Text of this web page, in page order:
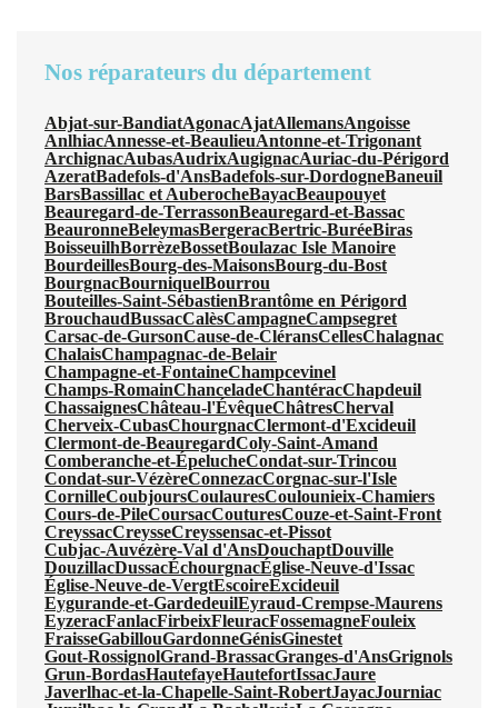
Nos réparateurs du département
Abjat-sur-BandiatAgonacAjatAllemansAngoisse
AnlhiacAnnesse-et-BeaulieuAntonne-et-Trigonant
ArchignacAubasAudrixAugignacAuriac-du-Périgord
AzeratBadefols-d'AnsBadefols-sur-DordogneBaneuil
BarsBassillac et AuberocheBayacBeaupouyet
Beauregard-de-TerrassonBeauregard-et-Bassac
BeauronneBeleymasBergeracBertric-BuréeBiras
BoisseuilhBorrèzeBossetBoulazac Isle Manoire
BourdeillesBourg-des-MaisonsBourg-du-Bost
BourgnacBourniquelBourrou
Bouteilles-Saint-SébastienBrantôme en Périgord
BrouchaudBussacCalèsCampagneCampsegret
Carsac-de-GursonCause-de-CléransCellesChalagnac
ChalaisChampagnac-de-Belair
Champagne-et-FontaineChampcevinel
Champs-RomainChanceladeChantéracChapdeuil
ChassaignesChâteau-l'ÉvêqueChâtresCherval
Cherveix-CubasChourgnacClermont-d'Excideuil
Clermont-de-BeauregardColy-Saint-Amand
Comberanche-et-ÉpelucheCondat-sur-Trincou
Condat-sur-VézèreConnezacCorgnac-sur-l'Isle
CornilleCoubjoursCoulauresCoulounieix-Chamiers
Cours-de-PileCoursacCouturesCouze-et-Saint-Front
CreyssacCreysseCreyssensac-et-Pissot
Cubjac-Auvézère-Val d'AnsDouchaptDouville
DouzillacDussacÉchourgnacÉglise-Neuve-d'Issac
Église-Neuve-de-VergtEscoireExcideuil
Eygurande-et-GardedeuilEyraud-Crempse-Maurens
EyzeracFanlacFirbeixFleuracFossemagneFouleix
FraisseGabillouGardonneGénisGinestet
Gout-RossignolGrand-BrassacGranges-d'AnsGrignols
Grun-BordasHautefayeHautefortIssacJaure
Javerlhac-et-la-Chapelle-Saint-RobertJayacJourniac